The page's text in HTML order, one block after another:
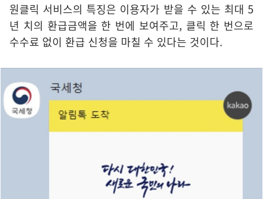
원클릭 서비스의 특징은 이용자가 받을 수 있는 최대 5
년 치의 환급금액을 한 번에 보여주고, 클릭 한 번으로
수수료 없이 환급 신청을 마칠 수 있다는 것이다.